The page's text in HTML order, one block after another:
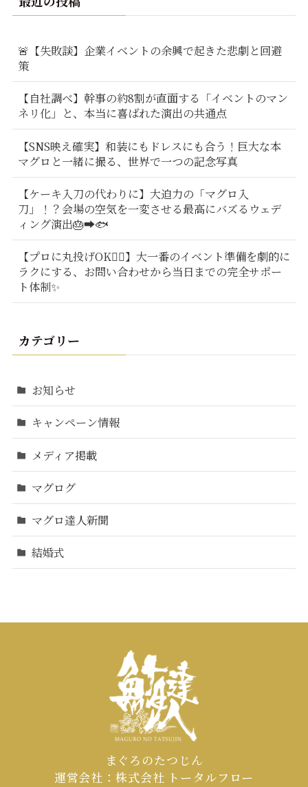
🚨【失敗談】企業イベントの余興で起きた悲劇と回避
策
【自社調べ】幹事の約8割が直面する「イベントのマン
ネリ化」と、本当に喜ばれた演出の共通点
【SNS映え確実】和装にもドレスにも合う！巨大な本
マグロと一緒に撮る、世界で一つの記念写真
【ケーキ入刀の代わりに】大迫力の「マグロ入
刀」！？会場の空気を一変させる最高にバズるウェデ
ィング演出🎂➡️🐟
【プロに丸投げOK🙆‍♂️】大一番のイベント準備を劇的に
ラクにする、お問い合わせから当日までの完全サポー
ト体制✨
カテゴリー
お知らせ
キャンペーン情報
メディア掲載
マグログ
マグロ達人新聞
結婚式
まぐろのたつじん
運営会社：株式会社 トータルフロー